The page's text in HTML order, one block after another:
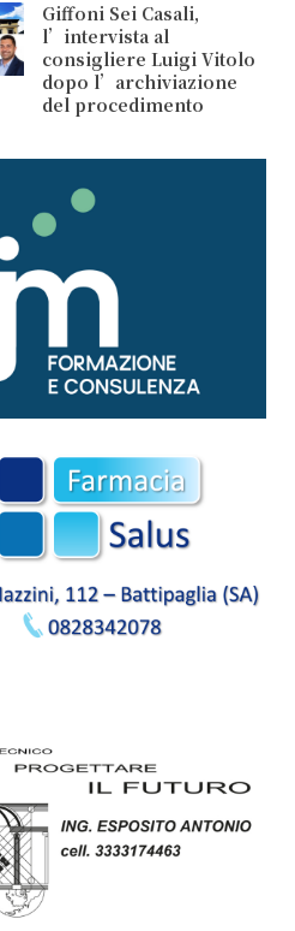
Giffoni Sei Casali,
l’intervista al
consigliere Luigi Vitolo
dopo l’archiviazione
del procedimento